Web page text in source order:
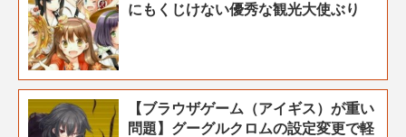
にもくじけない優秀な観光大使ぶり
【ブラウザゲーム（アイギス）が重い
問題】グーグルクロムの設定変更で軽